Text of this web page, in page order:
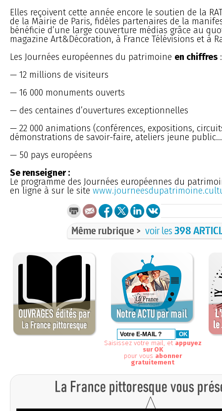
Elles reçoivent cette année encore le soutien de la
de la Mairie de Paris, fidèles partenaires de la
bénéficie d’une large couverture médias grâce au
magazine Art&Décoration, à France Télévisions et à
Les Journées européennes du patrimoine en chiffres :
— 12 millions de visiteurs
— 16 000 monuments ouverts
— des centaines d’ouvertures exceptionnelles
— 22 000 animations (conférences, expositions,
démonstrations de savoir-faire, ateliers jeune
— 50 pays européens
Se renseigner :
Le programme des Journées européennes du
en ligne à sur le site
Même rubrique > voir les398
Saisissez votre mail, et appuyez
sur OK
pour vous abonner
gratuitement